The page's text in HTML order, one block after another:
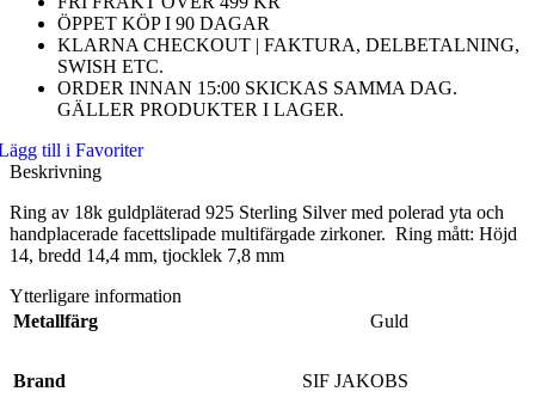
ÖPPET KÖP I 90 DAGAR
KLARNA CHECKOUT | FAKTURA, DELBETALNING,
SWISH ETC.
ORDER INNAN 15:00 SKICKAS SAMMA DAG.
GÄLLER PRODUKTER I LAGER.
till i Favoriter
Beskrivning
Ring av 18k guldpläterad 925 Sterling Silver med polerad yta och
handplacerade facettslipade multifärgade zirkoner. Ring mått: Höjd
14, bredd 14,4 mm, tjocklek 7,8 mm
Ytterligare information
Metallfärg
Guld
Brand SIF JAKOBS